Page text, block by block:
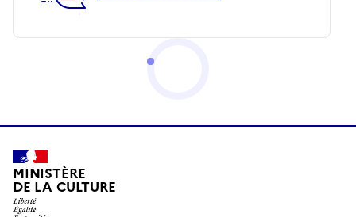
MINISTÈRE
DE LA CULTURE